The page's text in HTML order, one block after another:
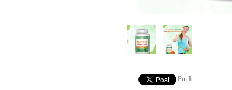
Pin It